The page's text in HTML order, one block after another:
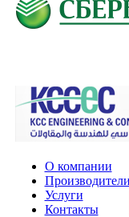
О компании
Производители
Услуги
Контакты